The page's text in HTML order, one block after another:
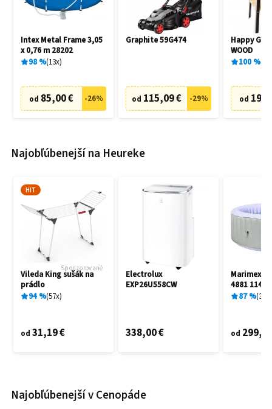
Intex Metal Frame 3,05
x 0,76 m 28202
98% 13x
od 85,00 € -26%
Graphite 59G474
od 115,09 € -29%
Happy
WOOD
100%
od
Najobľúbenejší na Heureke
HIT
Sponzorované
Vileda King sušák na
prádlo
94% 57x
od 31,19 €
Electrolux
EXP26U558CW
338,00 €
Marimex
4881
87% 3
od
Najobľúbenejší v Cenopáde